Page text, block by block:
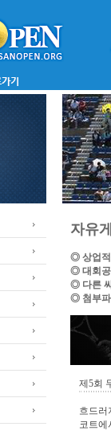
자유
◎ 상업적
◎ 대회공
◎ 다른
◎ 첨부파
제5회
흐드러
코트에